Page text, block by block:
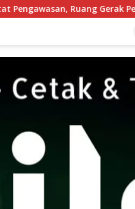
Pelaku 3C Dipersempit